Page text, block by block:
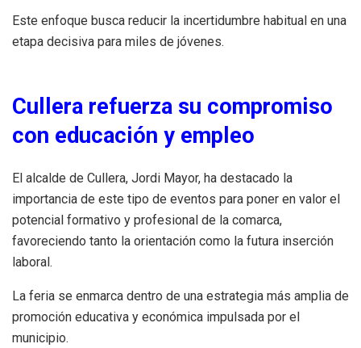
Este enfoque busca reducir la incertidumbre habitual en una
etapa decisiva para miles de jóvenes.
Cullera refuerza su compromiso
con educación y empleo
El alcalde de Cullera, Jordi Mayor, ha destacado la
importancia de este tipo de eventos para poner en valor el
potencial formativo y profesional de la comarca,
favoreciendo tanto la orientación como la futura inserción
laboral.
La feria se enmarca dentro de una estrategia más amplia de
promoción educativa y económica impulsada por el
municipio.